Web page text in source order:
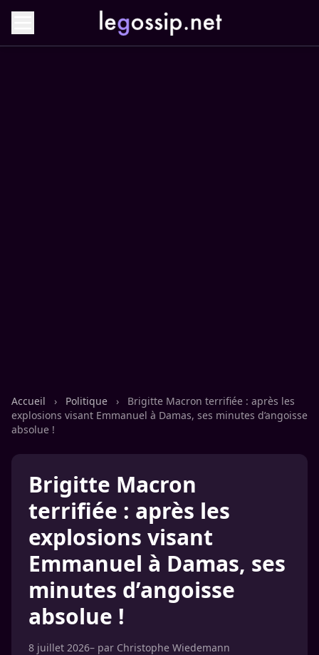
Accueil › Politique ›
Brigitte Macron terrifiée : après les
explosions visant Emmanuel à Damas, ses minutes d’angoisse
absolue !
Brigitte Macron
terrifiée : après les
explosions visant
Emmanuel à Damas, ses
minutes d’angoisse
absolue !
8 juillet 2026– par Christophe Wiedemann